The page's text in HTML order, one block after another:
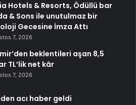
Hotels & Resorts, Ödüllü bar
& Sons ile unutulmaz bir
Gecesine İmza Attı
7, 2026
beklentileri aşan 8,5
TL’lik net kâr
7, 2026
acı haber geldi